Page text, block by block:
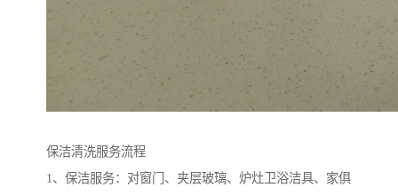
保洁清洗服务流程
1、保洁服务：对窗门、夹层玻璃、炉灶卫浴洁具、家俱